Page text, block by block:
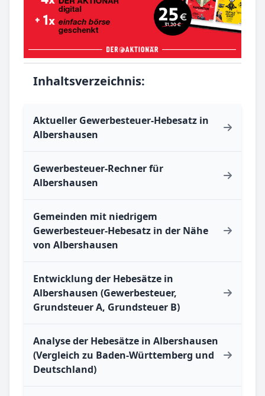
Inhaltsverzeichnis:
Aktueller Gewerbesteuer-Hebesatz in
Albershausen
Gewerbesteuer-Rechner für
Albershausen
Gemeinden mit niedrigem
Gewerbesteuer-Hebesatz in der Nähe
von Albershausen
Entwicklung der Hebesätze in
Albershausen (Gewerbesteuer,
Grundsteuer A, Grundsteuer B)
Analyse der Hebesätze in Albershausen
(Vergleich zu Baden-Württemberg und
Deutschland)